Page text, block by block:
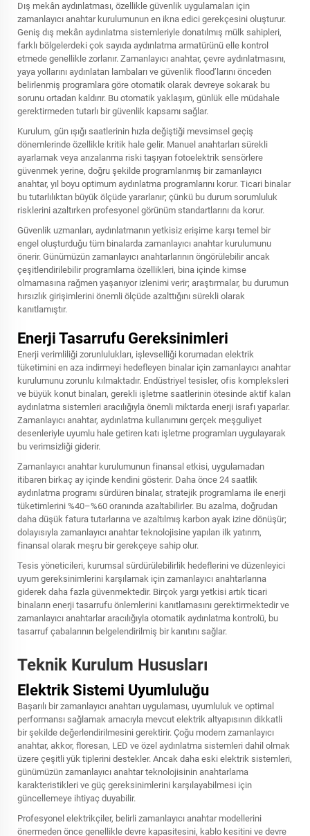
Dış mekân aydınlatması, özellikle güvenlik uygulamaları için
zamanlayıcı anahtar kurulumunun en ikna edici gerekçesini oluşturur.
Geniş dış mekân aydınlatma sistemleriyle donatılmış mülk sahipleri,
farklı bölgelerdeki çok sayıda aydınlatma armatürünü elle kontrol
etmede genellikle zorlanır. Zamanlayıcı anahtar, çevre aydınlatmasını,
yaya yollarını aydınlatan lambaları ve güvenlik flood’larını önceden
belirlenmiş programlara göre otomatik olarak devreye sokarak bu
sorunu ortadan kaldırır. Bu otomatik yaklaşım, günlük elle müdahale
gerektirmeden tutarlı bir güvenlik kapsamı sağlar.
Kurulum, gün ışığı saatlerinin hızla değiştiği mevsimsel geçiş
dönemlerinde özellikle kritik hale gelir. Manuel anahtarları sürekli
ayarlamak veya arızalanma riski taşıyan fotoelektrik sensörlere
güvenmek yerine, doğru şekilde programlanmış bir zamanlayıcı
anahtar, yıl boyu optimum aydınlatma programlarını korur. Ticari binalar
bu tutarlılıktan büyük ölçüde yararlanır; çünkü bu durum sorumluluk
risklerini azaltırken profesyonel görünüm standartlarını da korur.
Güvenlik uzmanları, aydınlatmanın yetkisiz erişime karşı temel bir
engel oluşturduğu tüm binalarda zamanlayıcı anahtar kurulumunu
önerir. Günümüzün zamanlayıcı anahtarlarının öngörülebilir ancak
çeşitlendirilebilir programlama özellikleri, bina içinde kimse
olmamasına rağmen yaşanıyor izlenimi verir; araştırmalar, bu durumun
hırsızlık girişimlerini önemli ölçüde azalttığını sürekli olarak
kanıtlamıştır.
Enerji Tasarrufu Gereksinimleri
Enerji verimliliği zorunlulukları, işlevselliği korumadan elektrik
tüketimini en aza indirmeyi hedefleyen binalar için zamanlayıcı anahtar
kurulumunu zorunlu kılmaktadır. Endüstriyel tesisler, ofis kompleksleri
ve büyük konut binaları, gerekli işletme saatlerinin ötesinde aktif kalan
aydınlatma sistemleri aracılığıyla önemli miktarda enerji israfı yaparlar.
Zamanlayıcı anahtar, aydınlatma kullanımını gerçek meşguliyet
desenleriyle uyumlu hale getiren katı işletme programları uygulayarak
bu verimsizliği giderir.
Zamanlayıcı anahtar kurulumunun finansal etkisi, uygulamadan
itibaren birkaç ay içinde kendini gösterir. Daha önce 24 saatlik
aydınlatma programı sürdüren binalar, stratejik programlama ile enerji
tüketimlerini %40–%60 oranında azaltabilirler. Bu azalma, doğrudan
daha düşük fatura tutarlarına ve azaltılmış karbon ayak izine dönüşür;
dolayısıyla zamanlayıcı anahtar teknolojisine yapılan ilk yatırım,
finansal olarak meşru bir gerekçeye sahip olur.
Tesis yöneticileri, kurumsal sürdürülebilirlik hedeflerini ve düzenleyici
uyum gereksinimlerini karşılamak için zamanlayıcı anahtarlarına
giderek daha fazla güvenmektedir. Birçok yargı yetkisi artık ticari
binaların enerji tasarrufu önlemlerini kanıtlamasını gerektirmektedir ve
zamanlayıcı anahtarlar aracılığıyla otomatik aydınlatma kontrolü, bu
tasarruf çabalarının belgelendirilmiş bir kanıtını sağlar.
Teknik Kurulum Hususları
Elektrik Sistemi Uyumluluğu
Başarılı bir zamanlayıcı anahtarı uygulaması, uyumluluk ve optimal
performansı sağlamak amacıyla mevcut elektrik altyapısının dikkatli
bir şekilde değerlendirilmesini gerektirir. Çoğu modern zamanlayıcı
anahtar, akkor, floresan, LED ve özel aydınlatma sistemleri dahil olmak
üzere çeşitli yük tiplerini destekler. Ancak daha eski elektrik sistemleri,
günümüzün zamanlayıcı anahtar teknolojisinin anahtarlama
karakteristikleri ve güç gereksinimlerini karşılayabilmesi için
güncellemeye ihtiyaç duyabilir.
Profesyonel elektrikçiler, belirli zamanlayıcı anahtar modellerini
önermeden önce genellikle devre kapasitesini, kablo kesitini ve devre